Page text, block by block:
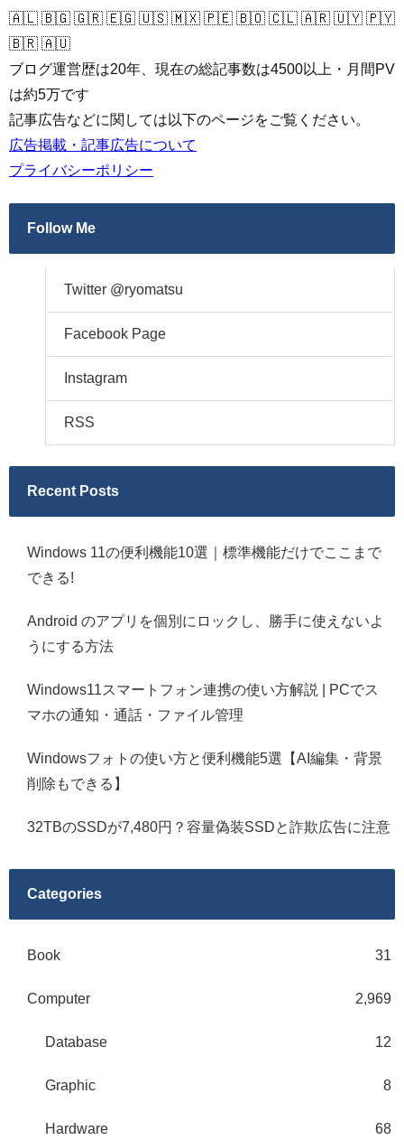
🇦🇱 🇧🇬 🇬🇷 🇪🇬 🇺🇸 🇲🇽 🇵🇪 🇧🇴 🇨🇱 🇦🇷 🇺🇾 🇵🇾
🇧🇷 🇦🇺
ブログ運営歴は20年、現在の総記事数は4500以上・月間PV
は約5万です
記事広告などに関しては以下のページをご覧ください。
広告掲載・記事広告について
プライバシーポリシー
Follow Me
Twitter @ryomatsu
Facebook Page
Instagram
RSS
Recent Posts
Windows 11の便利機能10選｜標準機能だけでここまで
できる!
Android のアプリを個別にロックし、勝手に使えないよ
うにする方法
Windows11スマートフォン連携の使い方解説 | PCでス
マホの通知・通話・ファイル管理
Windowsフォトの使い方と便利機能5選【AI編集・背景
削除もできる】
32TBのSSDが7,480円？容量偽装SSDと詐欺広告に注意
Categories
Book 31
Computer 2,969
Database 12
Graphic 8
Hardware 68